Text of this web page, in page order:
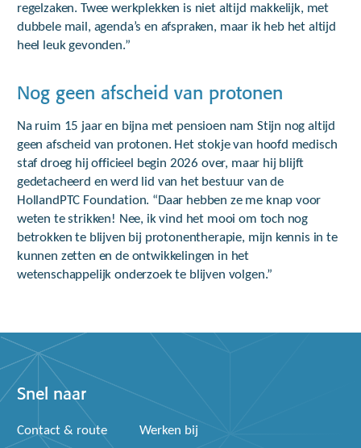
regelzaken. Twee werkplekken is niet altijd makkelijk, met
dubbele mail, agenda’s en afspraken, maar ik heb het altijd
heel leuk gevonden.”
Nog geen afscheid van protonen
Na ruim 15 jaar en bijna met pensioen nam Stijn nog altijd
geen afscheid van protonen. Het stokje van hoofd medisch
staf droeg hij officieel begin 2026 over, maar hij blijft
gedetacheerd en werd lid van het bestuur van de
HollandPTC Foundation. “Daar hebben ze me knap voor
weten te strikken! Nee, ik vind het mooi om toch nog
betrokken te blijven bij protonentherapie, mijn kennis in te
kunnen zetten en de ontwikkelingen in het
wetenschappelijk onderzoek te blijven volgen.”
Snel naar
Contact & route
Werken bij